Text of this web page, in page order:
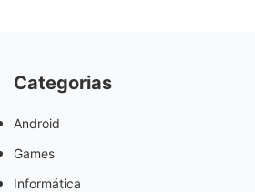
Categorias
Android
Games
Informática